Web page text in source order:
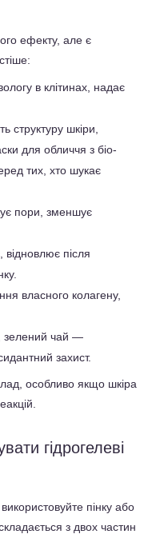
ефекту, але є
в клітинах, надає
структуру шкіри,
для обличчя з біо-
тих, хто шукає
пори, зменшує
після
власного колагену,
зелений чай —
захист.
особливо якщо шкіра
гідрогелеві
з двох частин